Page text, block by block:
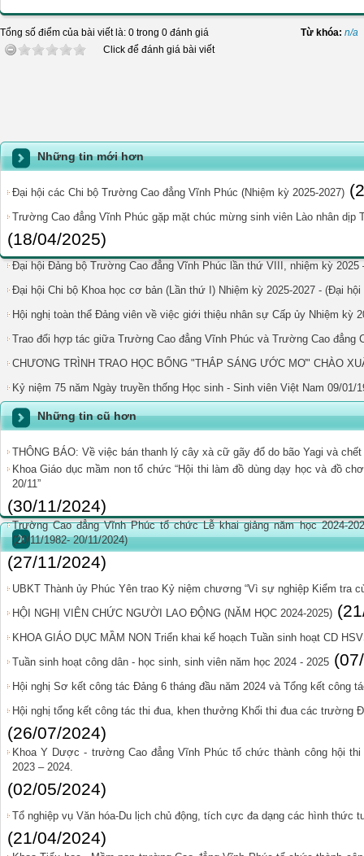
Tổng số điểm của bài viết là: 0 trong 0 đánh giá
Click để đánh giá bài viết
Từ khóa: n/a
Những tin mới hơn
Đại hội các Chi bộ Trường Cao đẳng Vĩnh Phúc (Nhiệm kỳ 2025-2027)
Trường Cao đẳng Vĩnh Phúc gặp mặt chúc mừng sinh viên Lào nhân dịp
(18/04/2025)
Đại hội Đảng bộ Trường Cao đẳng Vĩnh Phúc lần thứ VIII, nhiệm kỳ 2025
Đại hội Chi bộ Khoa học cơ bản (Lần thứ I) Nhiệm kỳ 2025-2027 - (Đại hội
Hội nghị toàn thể Đảng viên về việc giới thiệu nhân sự Cấp ủy Nhiệm kỳ
Trao đổi hợp tác giữa Trường Cao đẳng Vĩnh Phúc và Trường Cao đẳng
CHƯƠNG TRÌNH TRAO HỌC BỔNG "THẮP SÁNG ƯỚC MƠ" CHÀO
Kỷ niệm 75 năm Ngày truyền thống Học sinh - Sinh viên Việt Nam 09/01/
Những tin cũ hơn
THÔNG BÁO: Về việc bán thanh lý cây xà cữ gãy đổ do bão Yagi và chết
Khoa Giáo dục mầm non tổ chức “Hội thi làm đồ dùng dạy học và đồ
20/11”
(30/11/2024)
Trường Cao đẳng Vĩnh Phúc tổ chức Lễ khai giảng năm học 2024-
(20/11/1982- 20/11/2024)
(27/11/2024)
UBKT Thành ủy Phúc Yên trao Kỷ niệm chương “Vì sự nghiệp Kiểm tra
HỘI NGHỊ VIÊN CHỨC NGƯỜI LAO ĐỘNG (NĂM HỌC 2024-2025)
KHOA GIÁO DỤC MẦM NON Triển khai kế hoạch Tuần sinh hoạt CD
Tuần sinh hoạt công dân - học sinh, sinh viên năm học 2024 - 2025
Hội nghị Sơ kết công tác Đảng 6 tháng đầu năm 2024 và Tổng kết công
Hội nghị tổng kết công tác thi đua, khen thưởng Khối thi đua các trường
(26/07/2024)
Khoa Y Dược - trường Cao đẳng Vĩnh Phúc tổ chức thành công hội
2023 – 2024.
(02/05/2024)
Tổ nghiệp vụ Văn hóa-Du lịch chủ động, tích cực đa dạng các hình thức
(21/04/2024)